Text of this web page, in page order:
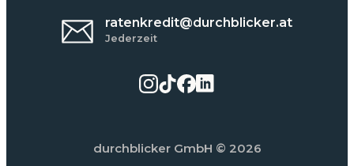
ratenkredit@durchblicker.at
Jederzeit
durchblicker GmbH © 2026